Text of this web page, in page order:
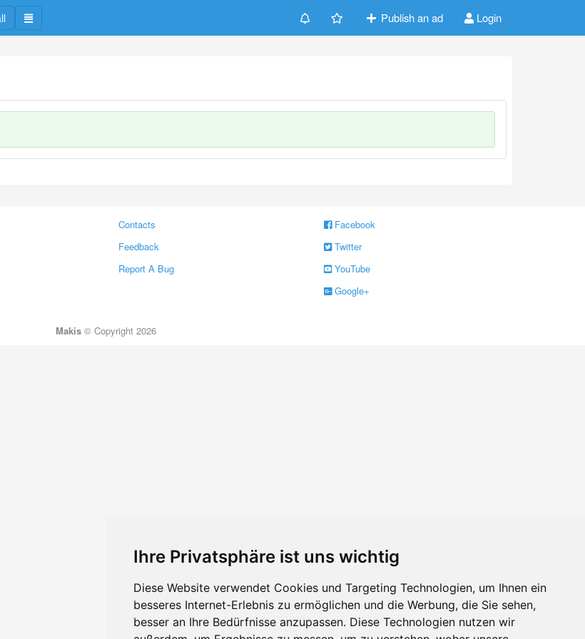
Ihre Privatsphäre ist uns wichtig
Diese Website verwendet Cookies und Targeting Technologien, um Ihnen ein
besseres Internet-Erlebnis zu ermöglichen und die Werbung, die Sie sehen,
besser an Ihre Bedürfnisse anzupassen. Diese Technologien nutzen wir
Publish an ad Login
Contacts
Feedback
Report A Bug
Facebook
Twitter
YouTube
Google+
Makis© Copyright 2026